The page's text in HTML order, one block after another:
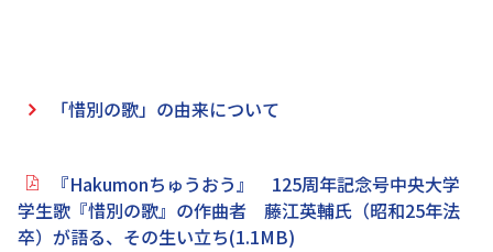
「惜別の歌」の由来について
『Hakumonちゅうおう』 125周年記念号中央大学
学生歌『惜別の歌』の作曲者 藤江英輔氏（昭和25年法
卒）が語る、その生い立ち(1.1MB)